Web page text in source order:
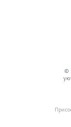
©